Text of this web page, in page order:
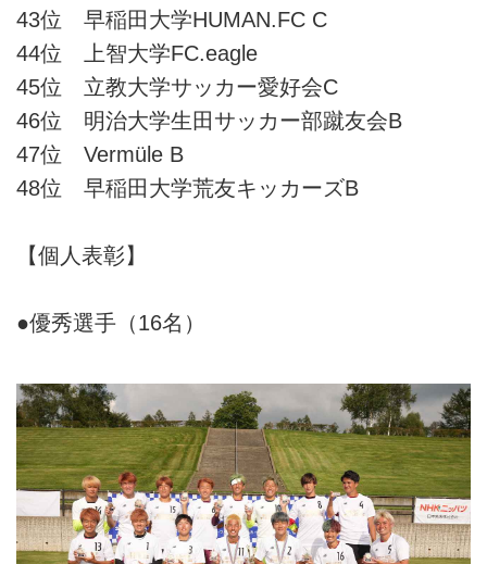
43位 早稲田大学HUMAN.FC C
44位 上智大学FC.eagle
45位 立教大学サッカー愛好会C
46位 明治大学生田サッカー部蹴友会B
47位 Vermüle B
48位 早稲田大学荒友キッカーズB
【個人表彰】
●優秀選手（16名）